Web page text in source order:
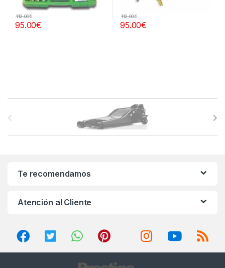
95.00€
112.00€
95.00€
112.00€
Te recomendamos
Atención al Cliente